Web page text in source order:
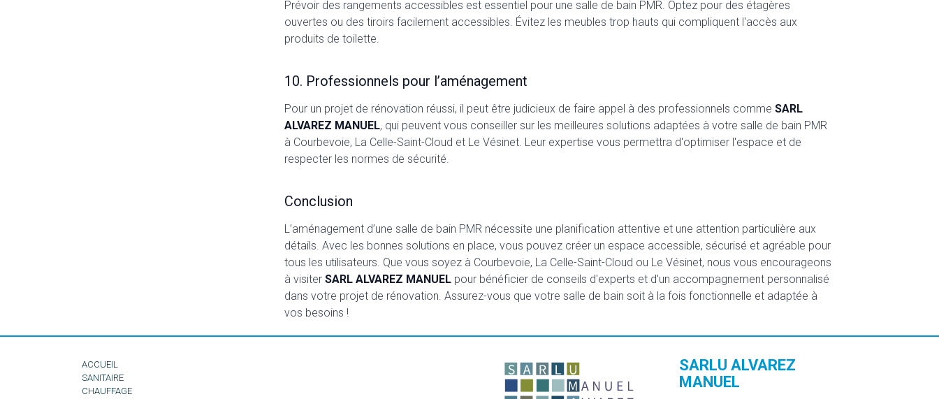
Prévoir des rangements accessibles est essentiel pour une salle de bain PMR. Optez pour des étagères
ouvertes ou des tiroirs facilement accessibles. Évitez les meubles trop hauts qui compliquent l'accès aux
produits de toilette.
10. Professionnels pour l’aménagement
Pour un projet de rénovation réussi, il peut être judicieux de faire appel à des professionnels comme SARL
ALVAREZ MANUEL, qui peuvent vous conseiller sur les meilleures solutions adaptées à votre salle de bain PMR
à Courbevoie, La Celle-Saint-Cloud et Le Vésinet. Leur expertise vous permettra d'optimiser l'espace et de
respecter les normes de sécurité.
Conclusion
L’aménagement d’une salle de bain PMR nécessite une planification attentive et une attention particulière aux
détails. Avec les bonnes solutions en place, vous pouvez créer un espace accessible, sécurisé et agréable pour
tous les utilisateurs. Que vous soyez à Courbevoie, La Celle-Saint-Cloud ou Le Vésinet, nous vous encourageons
à visiter SARL ALVAREZ MANUELpour bénéficier de conseils d'experts et d'un accompagnement personnalisé
dans votre projet de rénovation. Assurez-vous que votre salle de bain soit à la fois fonctionnelle et adaptée à
vos besoins !
ACCUEIL
SANITAIRE
CHAUFFAGE
SARLU ALVAREZ
MANUEL